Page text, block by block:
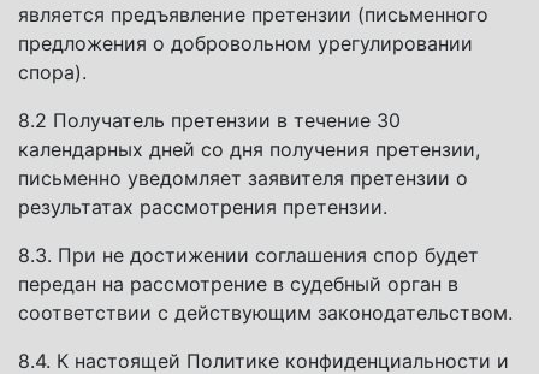
является предъявление претензии (письменного
предложения о добровольном урегулировании
спора).
8.2 Получатель претензии в течение 30
календарных дней со дня получения претензии,
письменно уведомляет заявителя претензии о
результатах рассмотрения претензии.
8.3. При не достижении соглашения спор будет
передан на рассмотрение в судебный орган в
соответствии с действующим законодательством.
8.4. К настоящей Политике конфиденциальности и